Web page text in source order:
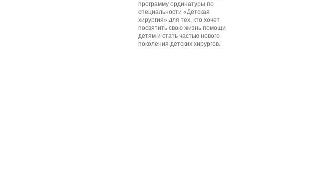
программу ординатуры по
специальности «Детская
хирургия» для тех, кто хочет
посвятить свою жизнь помощи
детям и стать частью нового
поколения детских хирургов.